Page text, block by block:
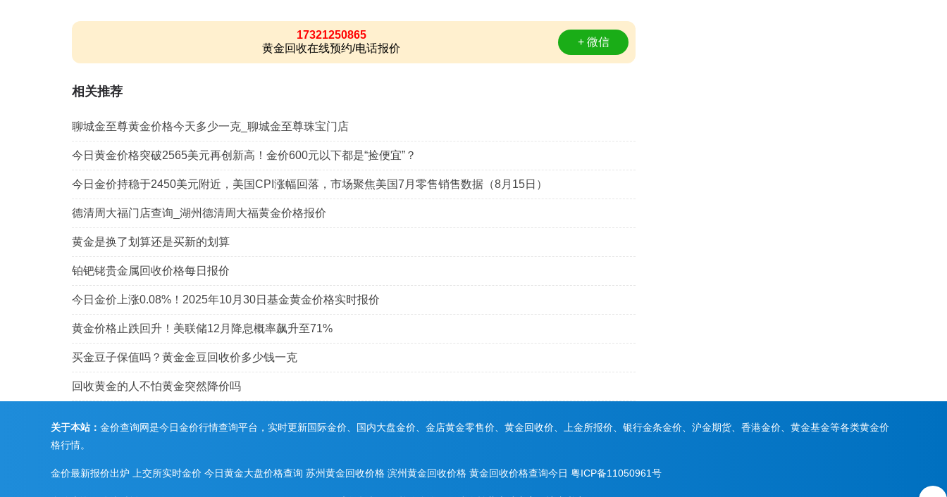
17321250865
黄金回收在线预约/电话报价
+ 微信
相关推荐
聊城金至尊黄金价格今天多少一克_聊城金至尊珠宝门店
今日黄金价格突破2565美元再创新高！金价600元以下都是“捡便宜”？
今日金价持稳于2450美元附近，美国CPI涨幅回落，市场聚焦美国7月零售销售数据（8月15日）
德清周大福门店查询_湖州德清周大福黄金价格报价
黄金是换了划算还是买新的划算
铂钯铑贵金属回收价格每日报价
今日金价上涨0.08%！2025年10月30日基金黄金价格实时报价
黄金价格止跌回升！美联储12月降息概率飙升至71%
买金豆子保值吗？黄金金豆回收价多少钱一克
回收黄金的人不怕黄金突然降价吗
关于本站： 金价查询网是今日金价行情查询平台，实时更新国际金价、国内大盘金价、金店黄金零售价、黄金回收价、上金所报价、银行金条金价、沪金期货、香港金价、黄金基金等各类黄金价
格行情。
金价最新报价出炉 上交所实时金价 今日黄金大盘价格查询 苏州黄金回收价格 滨州黄金回收价格 黄金回收价格查询今日 粤ICP备11050961号